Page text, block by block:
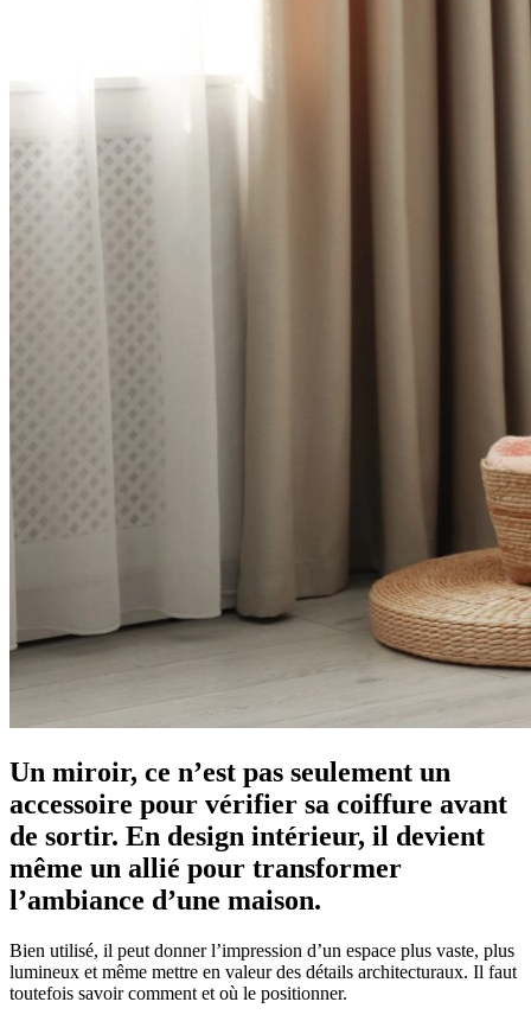
Un miroir, ce n’est pas seulement un
accessoire pour vérifier sa coiffure avant
de sortir. En design intérieur, il devient
même un allié pour transformer
l’ambiance d’une maison.
Bien utilisé, il peut donner l’impression d’un espace plus vaste, plus
lumineux et même mettre en valeur des détails architecturaux. Il faut
toutefois savoir comment et où le positionner.